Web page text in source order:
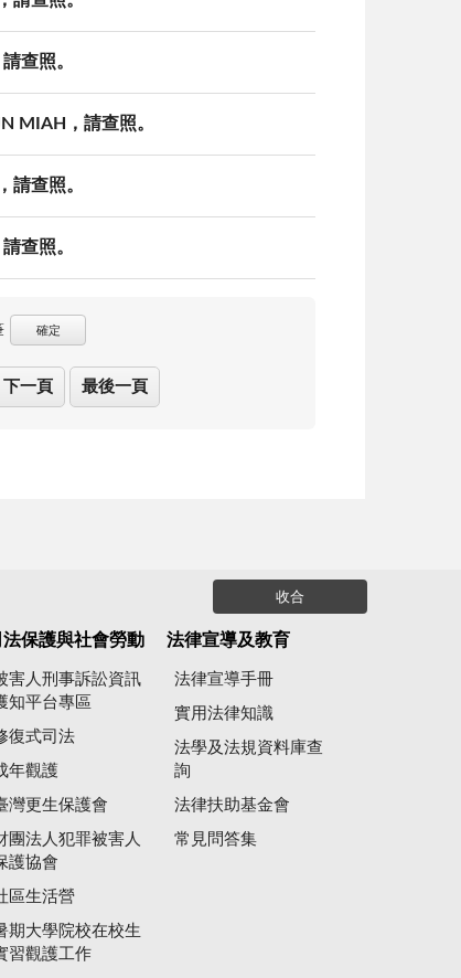
查照。
MIAH，請查照。
請查照。
查照。
確定
下一頁 最後一頁
收合
法保護與社會勞動
害人刑事訴訟資訊
知平台專區
復式司法
年觀護
灣更生保護會
團法人犯罪被害人
護協會
區生活營
期大學院校在校生
習觀護工作
法律宣導及教育
法律宣導手冊
實用法律知識
法學及法規資料庫查
詢
法律扶助基金會
常見問答集